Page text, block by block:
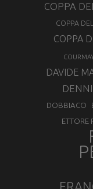
COPPA
COPPA
COPPA
DAVIDE
DOBBIACO
ETTORE